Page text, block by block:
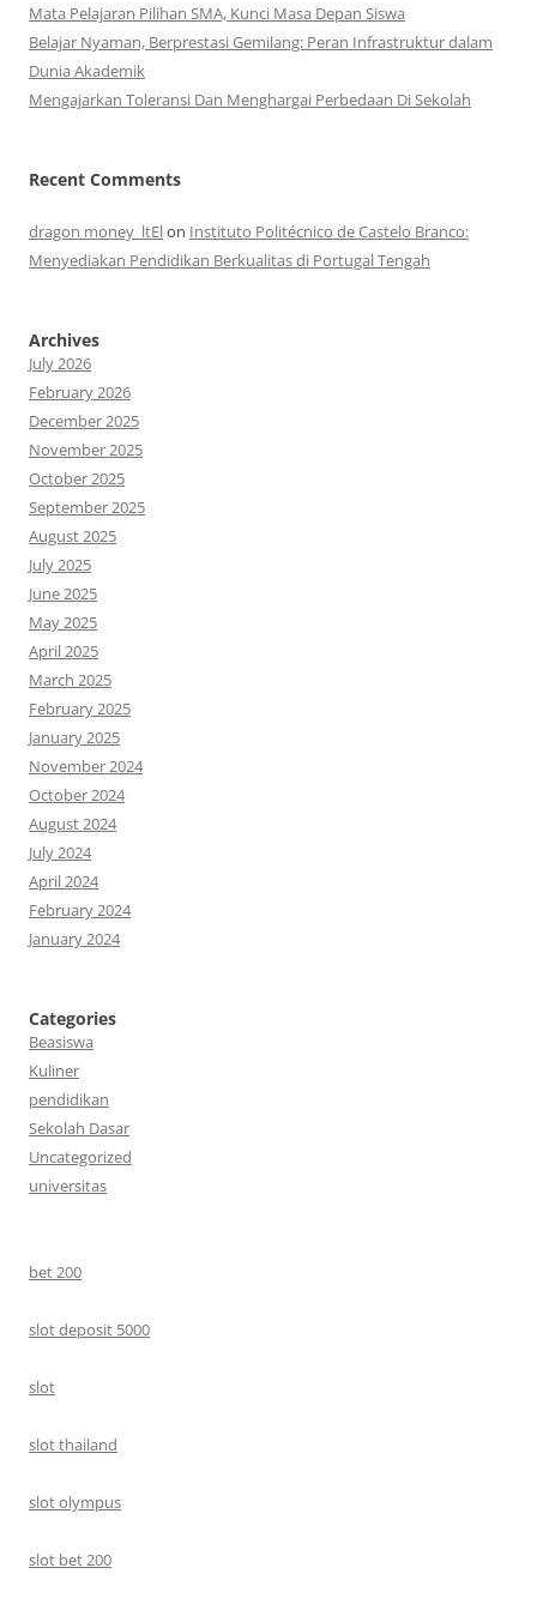
Mata Pelajaran Pilihan SMA, Kunci Masa Depan Siswa
Belajar Nyaman, Berprestasi Gemilang: Peran Infrastruktur dalam
Dunia Akademik
Mengajarkan Toleransi Dan Menghargai Perbedaan Di Sekolah
Recent Comments
dragon money_ltElon Instituto Politécnico de Castelo Branco:
Menyediakan Pendidikan Berkualitas di Portugal Tengah
Archives
July 2026
February 2026
December 2025
November 2025
October 2025
September 2025
August 2025
July 2025
June 2025
May 2025
April 2025
March 2025
February 2025
January 2025
November 2024
October 2024
August 2024
July 2024
April 2024
February 2024
January 2024
Categories
Beasiswa
Kuliner
pendidikan
Sekolah Dasar
Uncategorized
universitas
bet 200
slot deposit 5000
slot
slot thailand
slot olympus
slot bet 200